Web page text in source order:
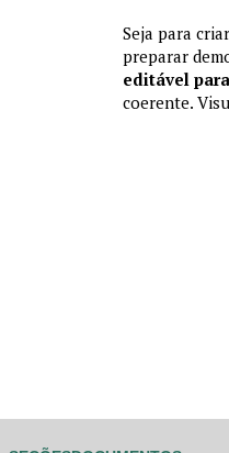
Seja para
preparar
editável
coerente.